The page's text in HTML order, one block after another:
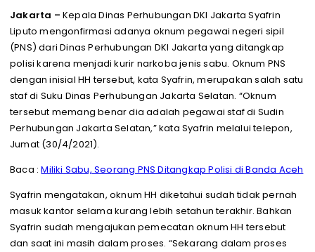
Jakarta – Kepala Dinas Perhubungan DKI Jakarta Syafrin
Liputo mengonfirmasi adanya oknum pegawai negeri sipil
(PNS) dari Dinas Perhubungan DKI Jakarta yang ditangkap
polisi karena menjadi kurir narkoba jenis sabu. Oknum PNS
dengan inisial HH tersebut, kata Syafrin, merupakan salah satu
staf di Suku Dinas Perhubungan Jakarta Selatan. “Oknum
tersebut memang benar dia adalah pegawai staf di Sudin
Perhubungan Jakarta Selatan,” kata Syafrin melalui telepon,
Jumat (30/4/2021).
Baca :Miliki Sabu, Seorang PNS Ditangkap Polisi di Banda Aceh
Syafrin mengatakan, oknum HH diketahui sudah tidak pernah
masuk kantor selama kurang lebih setahun terakhir. Bahkan
Syafrin sudah mengajukan pemecatan oknum HH tersebut
dan saat ini masih dalam proses. “Sekarang dalam proses